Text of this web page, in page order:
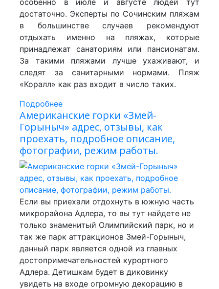
особенно в июле и августе людей тут
достаточно. Эксперты по Сочинским пляжам
в большинстве случаев рекомендуют
отдыхать именно на пляжах, которые
принадлежат санаториям или пансионатам.
За такими пляжами лучше ухаживают, и
следят за санитарными нормами. Пляж
«Коралл» как раз входит в число таких.
Подробнее
Американские горки «Змей-
Горыныч» адрес, отзывы, как
проехать, подробное описание,
фотографии, режим работы.
Если вы приехали отдохнуть в южную часть
микрорайона Адлера, то вы тут найдете не
только знаменитый Олимпийский парк, но и
так же парк аттракционов Змей-Горыныч,
данный парк является одной из главных
достопримечательностей курортного
Адлера. Детишкам будет в диковинку
увидеть на входе огромную декорацию в